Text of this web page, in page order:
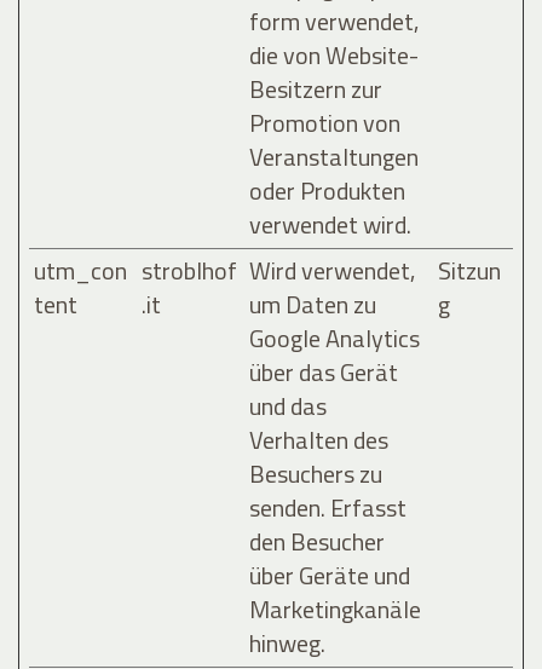
form verwendet,
die von Website-
Besitzern zur
Promotion von
Veranstaltungen
oder Produkten
verwendet wird.
utm_con
tent
stroblhof
.it
Wird verwendet,
um Daten zu
Google Analytics
über das Gerät
und das
Verhalten des
Besuchers zu
senden. Erfasst
den Besucher
über Geräte und
Marketingkanäle
hinweg.
Sitzun
g